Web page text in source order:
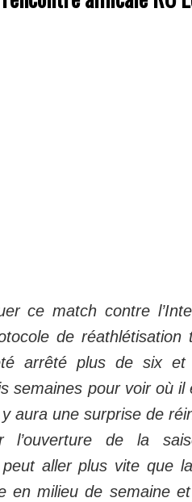
ce match contre
de
arrêté plus de six
semaines pour voir où il
aura une surprise de
de la
aller plus vite que
en milieu de semaine